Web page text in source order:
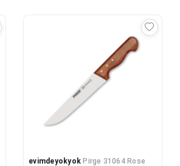
evimdeyokyok Pirge 31064 Rose